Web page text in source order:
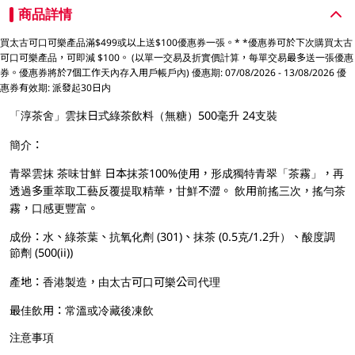
商品詳情
買太古可口可樂產品滿$499或以上送$100優惠券一張。* *優惠券可於下次購買太古
可口可樂產品，可即減 $100。 (以單一交易及折實價計算，每單交易最多送一張優惠
券。優惠券將於7個工作天內存入用戶帳戶內) 優惠期: 07/08/2026 - 13/08/2026 優
惠券有效期: 派發起30日内
「淳茶舍」雲抹日式綠茶飲料（無糖）500毫升 24支裝
簡介：
青翠雲抹 茶味甘鮮 日本抹茶100%使用，形成獨特青翠「茶霧」，再
透過多重萃取工藝反覆提取精華，甘鮮不澀。 飲用前搖三次，搖勻茶
霧，口感更豐富。
成份：水、綠茶葉、抗氧化劑 (301)、抹茶 (0.5克/1.2升）、酸度調
節劑 (500(ii))
產地：香港製造，由太古可口可樂公司代理
最佳飲用：常溫或冷藏後凍飲
注意事項